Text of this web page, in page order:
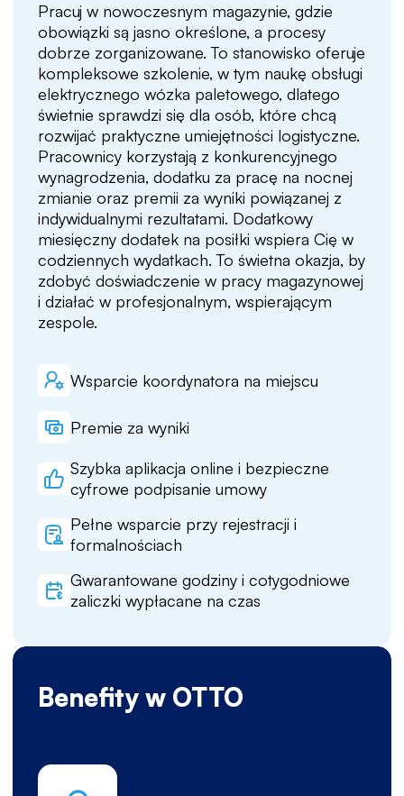
Pracuj w nowoczesnym magazynie, gdzie
obowiązki są jasno określone, a procesy
dobrze zorganizowane. To stanowisko oferuje
kompleksowe szkolenie, w tym naukę obsługi
elektrycznego wózka paletowego, dlatego
świetnie sprawdzi się dla osób, które chcą
rozwijać praktyczne umiejętności logistyczne.
Pracownicy korzystają z konkurencyjnego
wynagrodzenia, dodatku za pracę na nocnej
zmianie oraz premii za wyniki powiązanej z
indywidualnymi rezultatami. Dodatkowy
miesięczny dodatek na posiłki wspiera Cię w
codziennych wydatkach. To świetna okazja, by
zdobyć doświadczenie w pracy magazynowej
i działać w profesjonalnym, wspierającym
zespole.
Wsparcie koordynatora na miejscu
Premie za wyniki
Szybka aplikacja online i bezpieczne
cyfrowe podpisanie umowy
Pełne wsparcie przy rejestracji i
formalnościach
Gwarantowane godziny i cotygodniowe
zaliczki wypłacane na czas
Benefity w OTTO